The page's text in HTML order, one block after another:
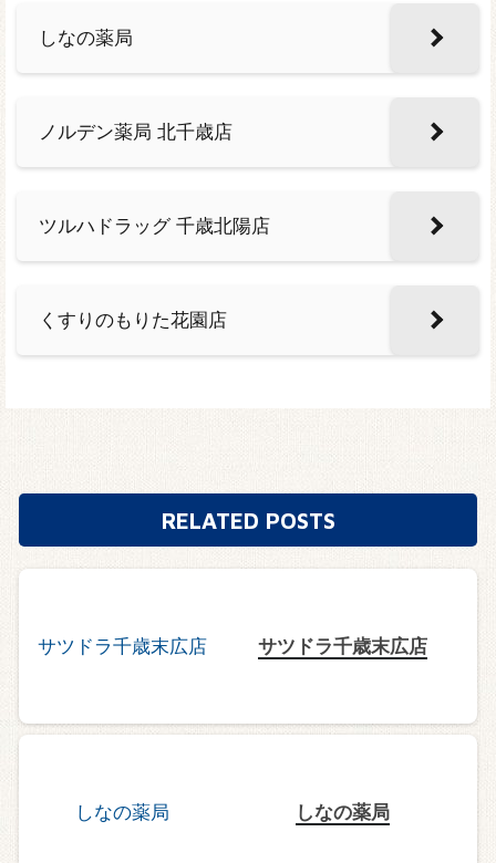
しなの薬局
ノルデン薬局 北千歳店
ツルハドラッグ 千歳北陽店
くすりのもりた花園店
RELATED POSTS
サツドラ千歳末広店
しなの薬局